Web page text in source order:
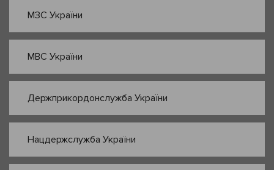
МЗС України
МВС України
Держприкордонслужба України
Нацдержслужба України